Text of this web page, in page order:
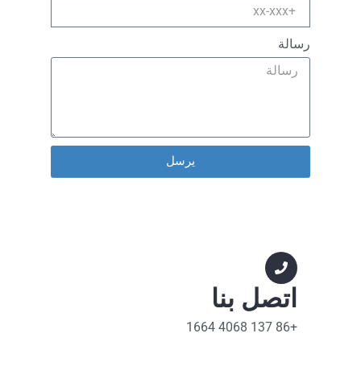
رسالة
يرسل
اتصل بنا
+86 137 4068 1664